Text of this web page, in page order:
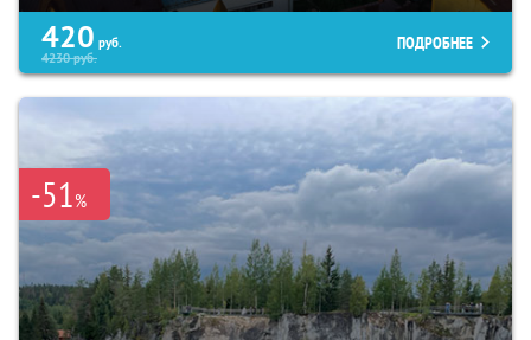
420 руб.
4230руб.
ПОДРОБНЕЕ
-51%